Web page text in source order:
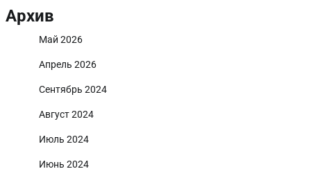
Архив
Май 2026
Апрель 2026
Сентябрь 2024
Август 2024
Июль 2024
Июнь 2024